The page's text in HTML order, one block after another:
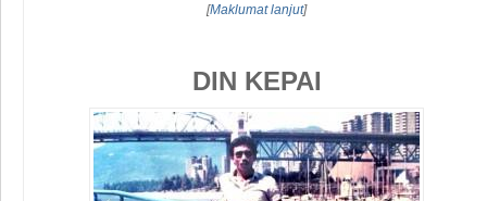
[Maklumat lanjut]
DIN KEPAI